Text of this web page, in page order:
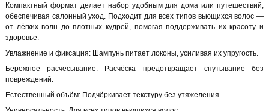
Компактный формат делает набор удобным для дома или путешествий,
обеспечивая салонный уход. Подходит для всех типов вьющихся волос —
от лёгких волн до плотных кудрей, помогая поддерживать их красоту и
здоровье.
Увлажнение и фиксация: Шампунь питает локоны, усиливая их упругость.
Бережное расчесывание: Расчёска предотвращает спутывание без
повреждений.
Естественный объём: Подчёркивает текстуру без утяжеления.